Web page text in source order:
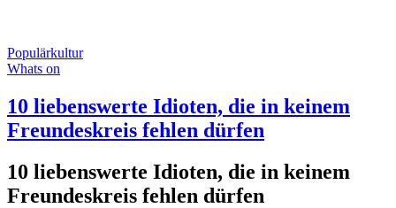
Populärkultur
Whats on
10 liebenswerte Idioten, die in keinem
Freundeskreis fehlen dürfen
10 liebenswerte Idioten, die in keinem
Freundeskreis fehlen dürfen